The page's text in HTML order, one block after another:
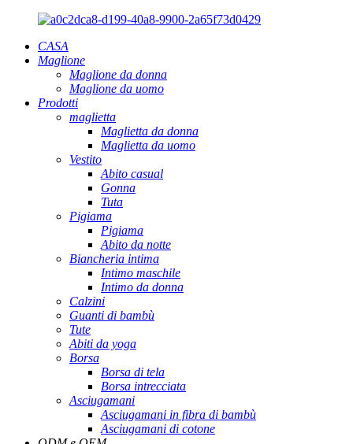
CASA
Maglione
Maglione da donna
Maglione da uomo
Prodotti
maglietta
Maglietta da donna
Maglietta da uomo
Vestito
Abito casual
Gonna
Tuta
Pigiama
Pigiama
Abito da notte
Biancheria intima
Intimo maschile
Intimo da donna
Calzini
Guanti di bambù
Tute
Abiti da yoga
Borsa
Borsa di tela
Borsa intrecciata
Asciugamani
Asciugamani in fibra di bambù
Asciugamani di cotone